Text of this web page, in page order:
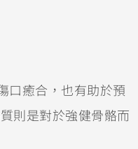
口癒合，也有助於預
則是對於強健骨骼而